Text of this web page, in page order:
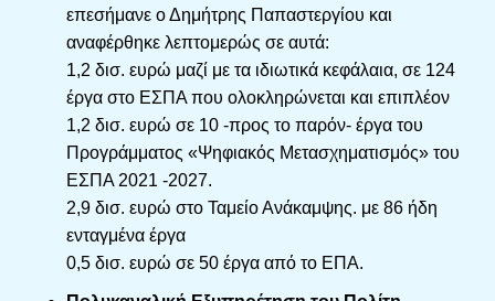
επεσήμανε ο Δημήτρης Παπαστεργίου και
αναφέρθηκε λεπτομερώς σε αυτά:
1,2 δισ. ευρώ μαζί με τα ιδιωτικά κεφάλαια, σε 124
έργα στο ΕΣΠΑ που ολοκληρώνεται και επιπλέον
1,2 δισ. ευρώ σε 10 -προς το παρόν- έργα του
Προγράμματος «Ψηφιακός Μετασχηματισμός» του
ΕΣΠΑ 2021 -2027.
2,9 δισ. ευρώ στο Ταμείο Ανάκαμψης. με 86 ήδη
ενταγμένα έργα
0,5 δισ. ευρώ σε 50 έργα από το ΕΠΑ.